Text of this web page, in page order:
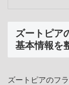
ズートピア
基本情報を
ズートピアのフ